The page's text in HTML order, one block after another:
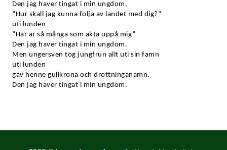
Den jag haver tingat i min ungdom.
”Hur skall jag kunna följa av landet med dig?”
uti lunden
”Här är så många som akta uppå mig”
Den jag haver tingat i min ungdom.
Men ungersven tog jungfrun allt uti sin famn
uti lunden
gav henne gullkrona och drottninganamn.
Den jag haver tingat i min ungdom.